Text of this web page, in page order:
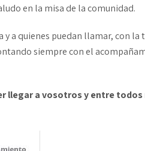
en la misa de la comunidad.
a quienes puedan llamar, con la
siempre con el
llegar a vosotros y entre todos